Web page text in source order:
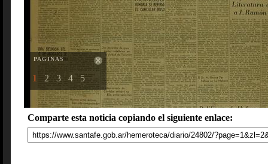
PAGINAS
1 2 3 4 5
Comparte esta noticia copiando el siguiente enlace: